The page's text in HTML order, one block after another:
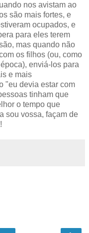
nos avistam ao
são mais fortes, e
ocupados, e
para eles terem
mas quando não
os filhos (ou, como
enviá-los para
e mais
"eu devia estar com
tinham que
o tempo que
sou vossa, façam de